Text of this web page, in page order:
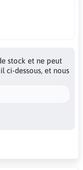
stock et ne peut
ci-dessous, et nous